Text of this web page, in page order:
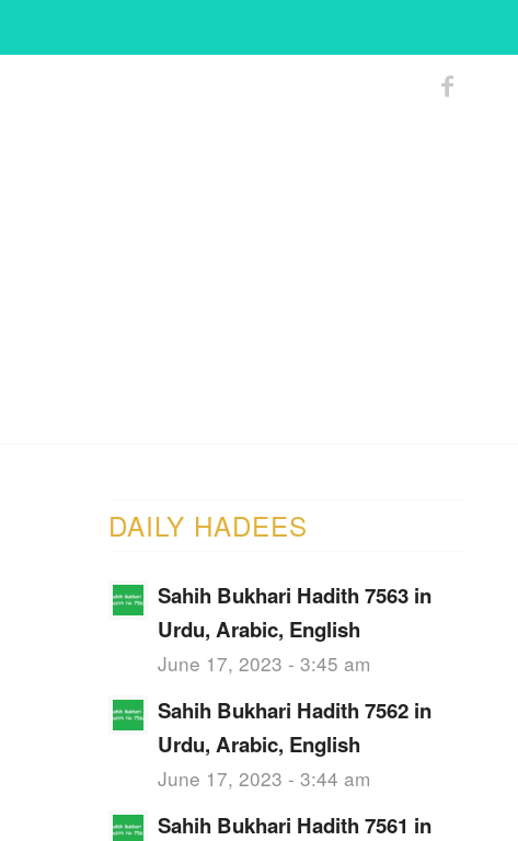
DAILY HADEES
Sahih Bukhari Hadith 7563 in
Urdu, Arabic, English
June 17, 2023 - 3:45 am
Sahih Bukhari Hadith 7562 in
Urdu, Arabic, English
June 17, 2023 - 3:44 am
Sahih Bukhari Hadith 7561 in